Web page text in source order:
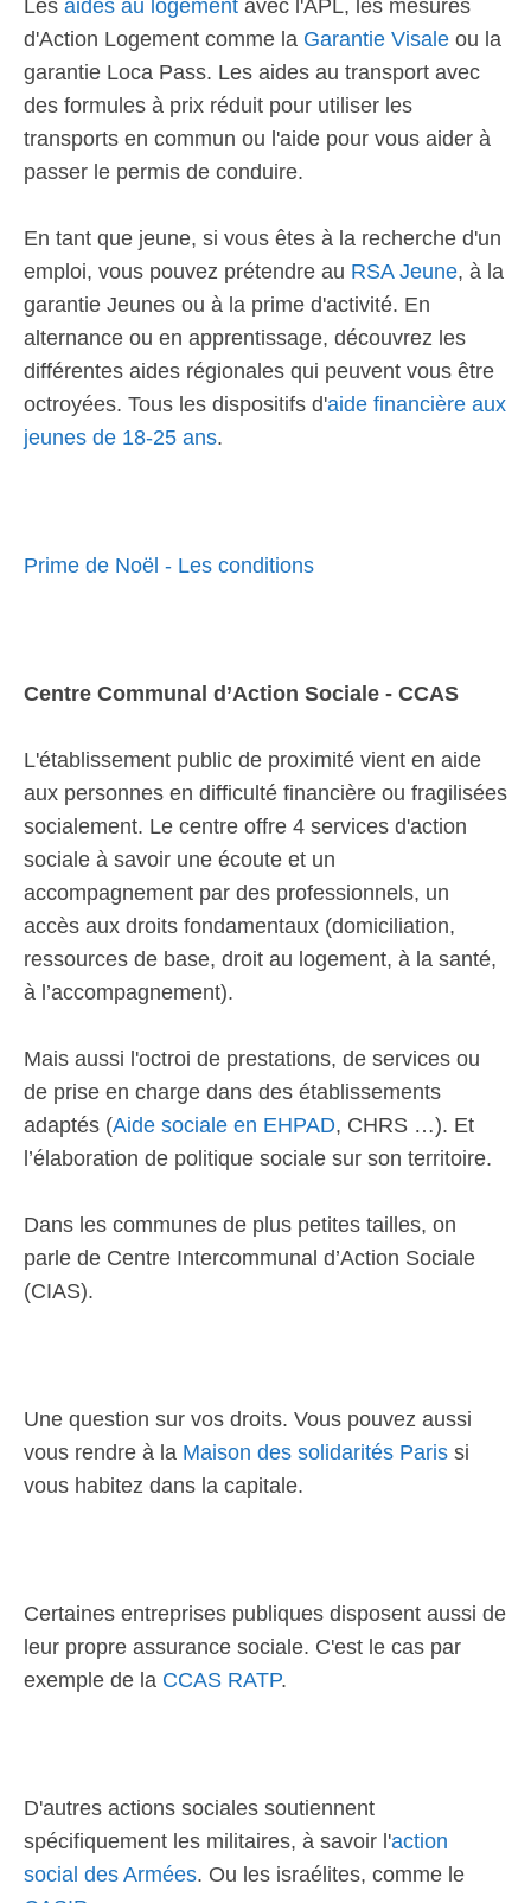
Les aides au logement avec l'APL, les mesures
d'Action Logement comme la Garantie Visale ou la
garantie Loca Pass. Les aides au transport avec
des formules à prix réduit pour utiliser les
transports en commun ou l'aide pour vous aider à
passer le permis de conduire.
En tant que jeune, si vous êtes à la recherche d'un
emploi, vous pouvez prétendre au RSA Jeune, à la
garantie Jeunes ou à la prime d'activité. En
alternance ou en apprentissage, découvrez les
différentes aides régionales qui peuvent vous être
octroyées. Tous les dispositifs d'aide financière aux
jeunes de 18-25 ans.
Prime de Noël - Les conditions
Centre Communal d’Action Sociale - CCAS
L'établissement public de proximité vient en aide
aux personnes en difficulté financière ou fragilisées
socialement. Le centre offre 4 services d'action
sociale à savoir une écoute et un
accompagnement par des professionnels, un
accès aux droits fondamentaux (domiciliation,
ressources de base, droit au logement, à la santé,
à l’accompagnement).
Mais aussi l'octroi de prestations, de services ou
de prise en charge dans des établissements
adaptés (Aide sociale en EHPAD, CHRS …). Et
l’élaboration de politique sociale sur son territoire.
Dans les communes de plus petites tailles, on
parle de Centre Intercommunal d’Action Sociale
(CIAS).
Une question sur vos droits. Vous pouvez aussi
vous rendre à la Maison des solidarités Paris si
vous habitez dans la capitale.
Certaines entreprises publiques disposent aussi de
leur propre assurance sociale. C'est le cas par
exemple de la CCAS RATP.
D'autres actions sociales soutiennent
spécifiquement les militaires, à savoir l'action
social des Armées. Ou les israélites, comme le